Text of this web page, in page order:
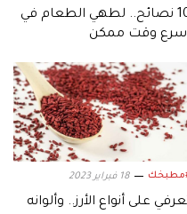
10 نصائح.. لطهي الطعام في
وقت ممكن
18 فبراير 2023
على أنواع الأرز.. وألوانه